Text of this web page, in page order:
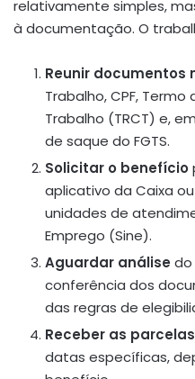
relativamente simples,
à documentação. O
Reunir documentos
Trabalho, CPF,
Trabalho (TRCT) e,
de saque do FGTS.
Solicitar o benefício
aplicativo da Caixa
unidades de
Emprego (Sine).
Aguardar análise do
conferência dos
das regras de
Receber as parcelas
datas específicas,